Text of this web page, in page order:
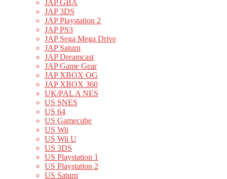
JAP GBA
JAP 3DS
JAP Playstation 2
JAP PS3
JAP Sega Mega Drive
JAP Saturn
JAP Dreamcast
JAP Game Gear
JAP XBOX OG
JAP XBOX 360
UK/PAL A NES
US SNES
US 64
US Gamecube
US Wii
US Wii U
US 3DS
US Playstation 1
US Playstation 2
US Saturn